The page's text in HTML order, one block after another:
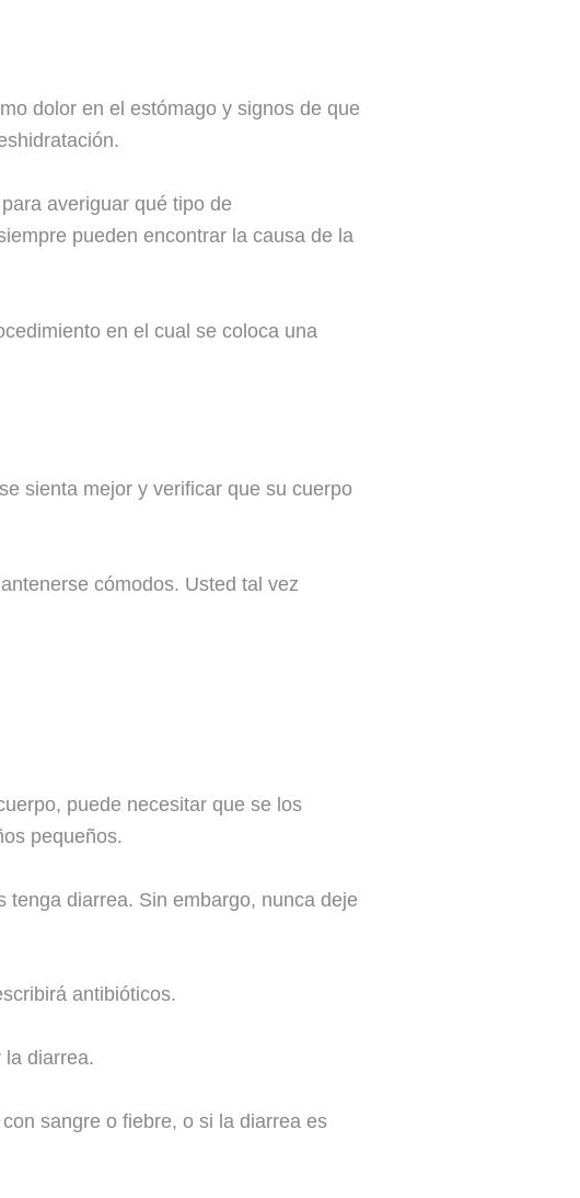
dolor en el estómago y signos de que
.
averiguar qué tipo de
pueden encontrar la causa de la
en el cual se coloca una
sienta mejor y verificar que su cuerpo
cómodos. Usted tal vez
puede necesitar que se los
pequeños.
diarrea. Sin embargo, nunca deje
antibióticos.
la diarrea.
sangre o fiebre, o si la diarrea es